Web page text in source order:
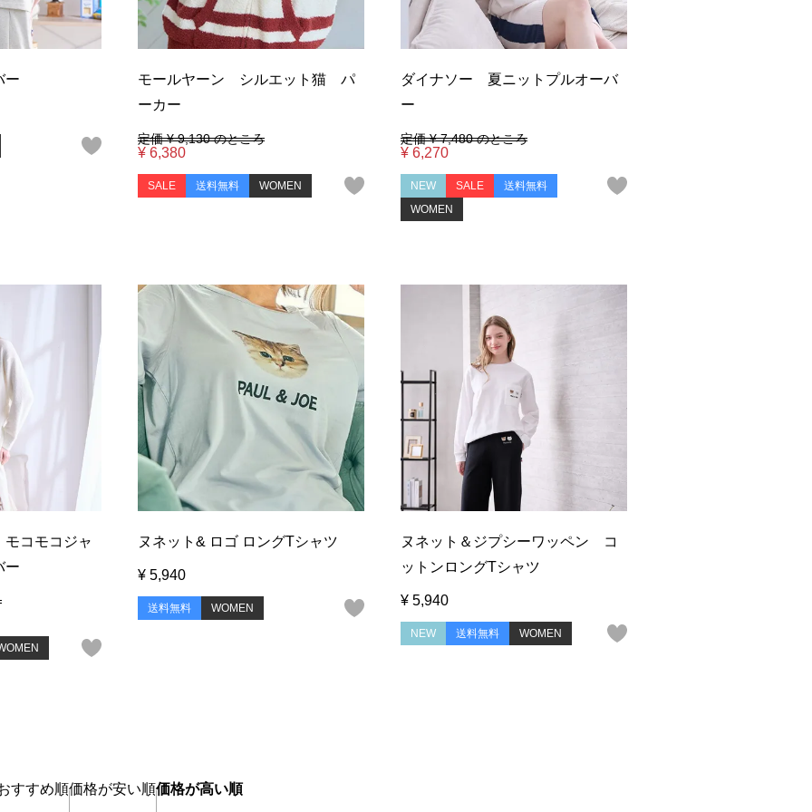
ー
モールヤーン シルエット猫 パ
ーカー
定価 ¥ 9,130 のところ
¥ 6,380
SALE 送料無料 WOMEN
ダイナソー 夏ニットプルオーバ
ー
定価 ¥ 7,480 のところ
¥ 6,270
NEW SALE
送料無料
WOMEN
コモコジャ
ー
ヌネット& ロゴ ロングTシャツ
¥ 5,940
送料無料 WOMEN
ヌネット＆ジプシーワッペン コ
ットンロングTシャツ
¥ 5,940
NEW 送料無料 WOMEN
すすめ順価格が安い順価格が高い順